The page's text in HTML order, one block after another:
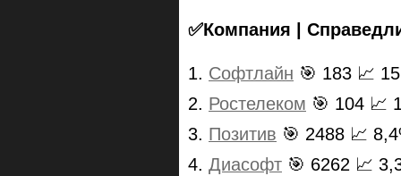
✅Компания |
1. Софтлайн 🎯 183 📈
2. Ростелеком 🎯 104 📈
3. Позитив 🎯 2488 📈
4. Диасофт 🎯 6262 📈